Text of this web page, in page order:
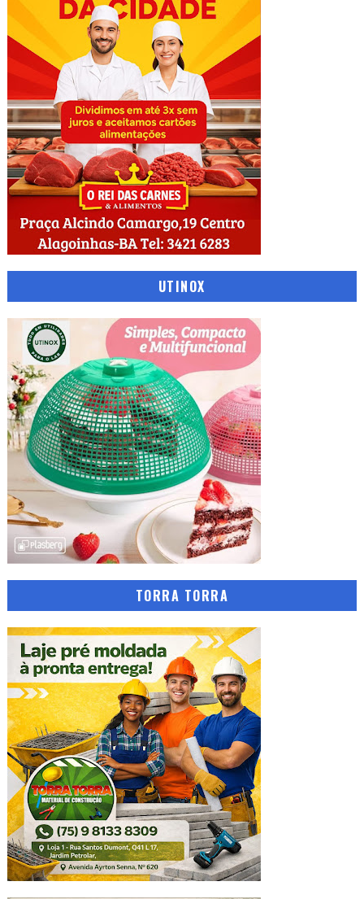
UTINOX
TORRA TORRA